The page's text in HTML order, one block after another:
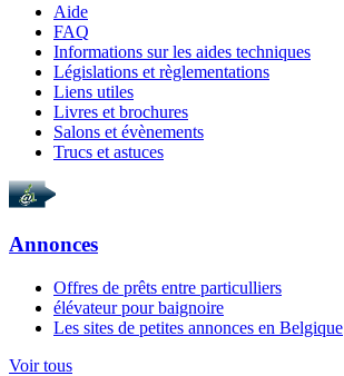
Aide
FAQ
Informations sur les aides techniques
Législations et règlementations
Liens utiles
Livres et brochures
Salons et évènements
Trucs et astuces
Annonces
Offres de prêts entre particulliers
élévateur pour baignoire
Les sites de petites annonces en Belgique
Voir tous